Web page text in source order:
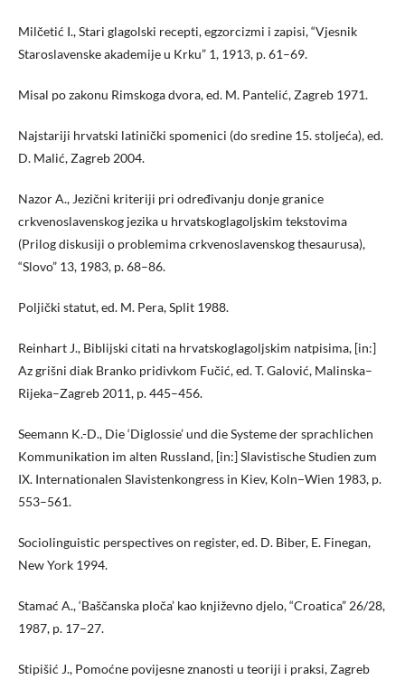
Milčetić I., Stari glagolski recepti, egzorcizmi i zapisi, “Vjesnik
Staroslavenske akademije u Krku” 1, 1913, p. 61–69.
Misal po zakonu Rimskoga dvora, ed. M. Pantelić, Zagreb 1971.
Najstariji hrvatski latinički spomenici (do sredine 15. stoljeća), ed.
D. Malić, Zagreb 2004.
Nazor A., Jezični kriteriji pri određivanju donje granice
crkvenoslavenskog jezika u hrvatskoglagoljskim tekstovima
(Prilog diskusiji o problemima crkvenoslavenskog thesaurusa),
“Slovo” 13, 1983, p. 68–86.
Poljički statut, ed. M. Pera, Split 1988.
Reinhart J., Biblijski citati na hrvatskoglagoljskim natpisima, [in:]
Az grišni diak Branko pridivkom Fučić, ed. T. Galović, Malinska–
Rijeka–Zagreb 2011, p. 445–456.
Seemann K.-D., Die ‘Diglossie’ und die Systeme der sprachlichen
Kommunikation im alten Russland, [in:] Slavistische Studien zum
IX. Internationalen Slavistenkongress in Kiev, Koln−Wien 1983, p.
553–561.
Sociolinguistic perspectives on register, ed. D. Biber, E. Finegan,
New York 1994.
Stamać A., ‘Baščanska ploča’ kao književno djelo, “Croatica” 26/28,
1987, p. 17–27.
Stipišić J., Pomoćne povijesne znanosti u teoriji i praksi, Zagreb